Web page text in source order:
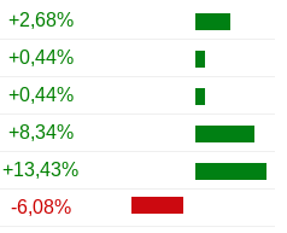
+2,68%
+0,44%
+0,44%
+8,34%
+13,43%
-6,08%